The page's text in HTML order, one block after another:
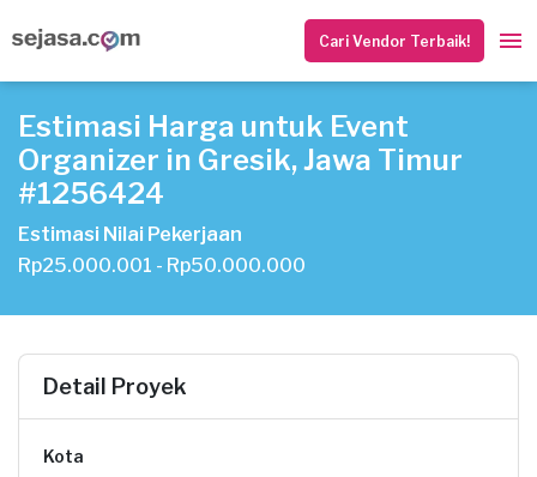
Cari Vendor Terbaik!
Estimasi Harga untuk Event
Organizer in Gresik, Jawa Timur
#1256424
Estimasi Nilai Pekerjaan
Rp25.000.001 - Rp50.000.000
Detail Proyek
Kota